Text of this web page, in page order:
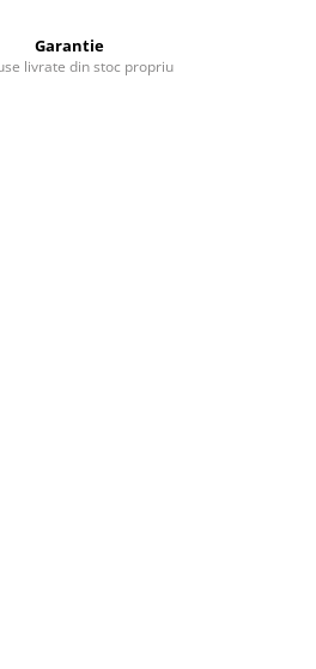
Garantie
livrate din stoc propriu